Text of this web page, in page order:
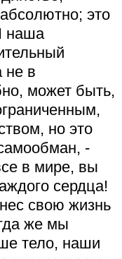
это
наша
не в
может быть,
но это
-
в мире, вы
сердца!
свою жизнь
же мы
тело, наши